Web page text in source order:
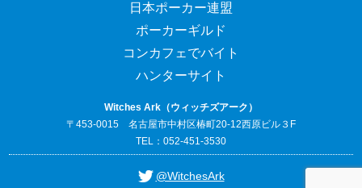
日本ポーカー連盟
ポーカーギルド
コンカフェでバイト
ハンターサイト
Witches Ark（ウィッチズアーク）
〒453-0015 名古屋市中村区椿町20-12西原ビル３F
TEL：052-451-3530
@WitchesArk